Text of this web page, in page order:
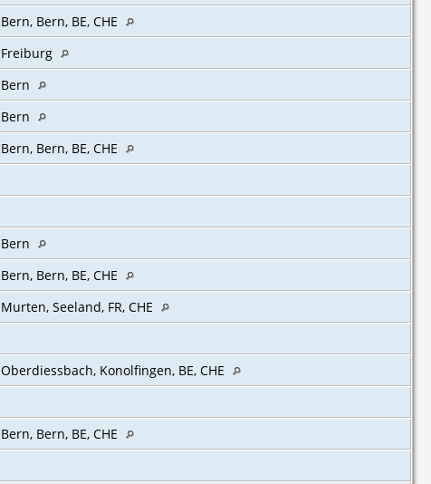
Bern, Bern, BE, CHE‎
Freiburg
Bern
Bern
Bern, Bern, BE, CHE
Bern
Bern, Bern, BE, CHE‎
Murten, Seeland, FR, CHE
Oberdiessbach, Konolfingen, BE, CHE
Bern, Bern, BE, CHE‎